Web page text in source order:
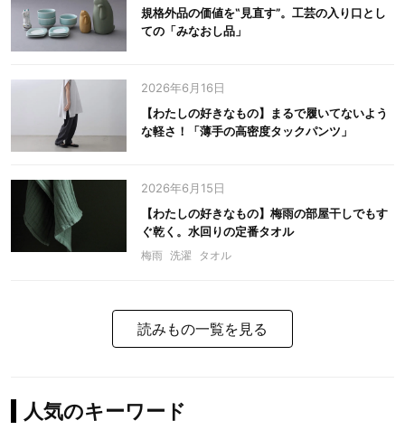
規格外品の価値を‟見直す”。工芸の入り口とし
ての「みなおし品」
2026年6月16日
【わたしの好きなもの】まるで履いてないよう
な軽さ！「薄手の高密度タックパンツ」
2026年6月15日
【わたしの好きなもの】梅雨の部屋干しでもす
ぐ乾く。水回りの定番タオル
梅雨 洗濯 タオル
読みもの一覧を見る
人気のキーワード